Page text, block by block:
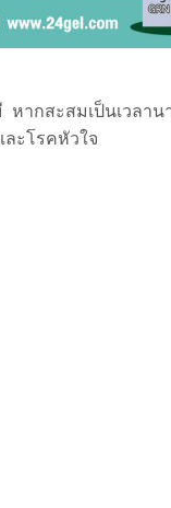
ากสะสมเป็นเวลาน
ละโรคหัวใจ